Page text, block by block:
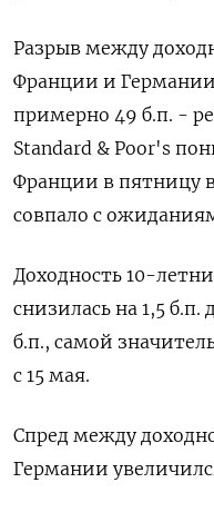
Разрыв между
Франции и Германии
примерно 49 б.п. -
Standard & Poor's
Франции в пятницу
совпало с
Доходность 10-
снизилась на 1,5 б.п.
б.п., самой
с 15 мая.
Спред между
Германии